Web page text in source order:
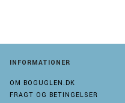
INFORMATIONER
OM BOGUGLEN.DK
FRAGT OG BETINGELSER